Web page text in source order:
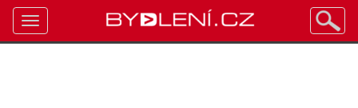
Toggle
navigation